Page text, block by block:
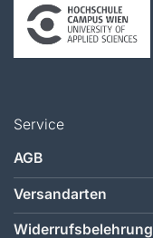
Service
AGB
Versandarten
Widerrufsbelehrung